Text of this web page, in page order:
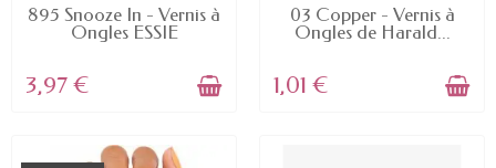
EN STOCK
895 Snooze In - Vernis à
Ongles ESSIE
3,97 €
EN STOCK
03 Copper - Vernis à
Ongles de Harald...
1,01 €